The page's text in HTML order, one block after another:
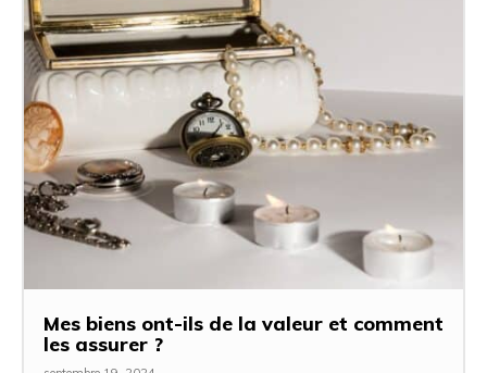
Mes biens ont-ils de la valeur et comment
les assurer ?